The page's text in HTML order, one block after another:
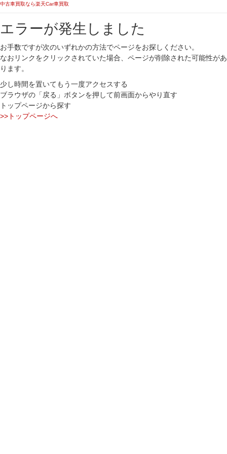
中古車買取なら楽天Car車買取
エラーが発生しました
お手数ですが次のいずれかの方法でページをお探しください。
なおリンクをクリックされていた場合、ページが削除された可能性があ
ります。
少し時間を置いてもう一度アクセスする
ブラウザの「戻る」ボタンを押して前画面からやり直す
トップページから探す
>>トップページへ